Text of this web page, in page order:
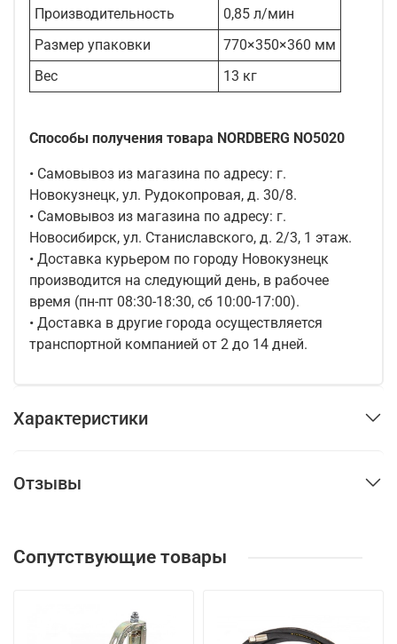
Производительность
0,85 л/мин
Размер упаковки
770×350×360 мм
Вес
13 кг
Способы получения товара NORDBERG NO5020
• Самовывоз из магазина по адресу: г.
Новокузнецк, ул. Рудокопровая, д. 30/8.
• Самовывоз из магазина по адресу: г.
Новосибирск, ул. Станиславского, д. 2/3, 1 этаж.
• Доставка курьером по городу Новокузнецк
производится на следующий день, в рабочее
время (пн-пт 08:30-18:30, сб 10:00-17:00).
• Доставка в другие города осуществляется
транспортной компанией от 2 до 14 дней.
Характеристики
Отзывы
Сопутствующие товары